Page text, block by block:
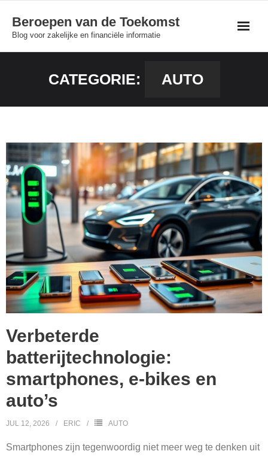
content
Beroepen van de Toekomst
Blog voor zakelijke en financiële informatie
CATEGORIE: AUTO
Verbeterde
batterijtechnologie:
smartphones, e-bikes en
auto’s
JUL 12, 2026 ERIC AUTO
Smartphones zijn tegenwoordig niet meer weg te denken uit